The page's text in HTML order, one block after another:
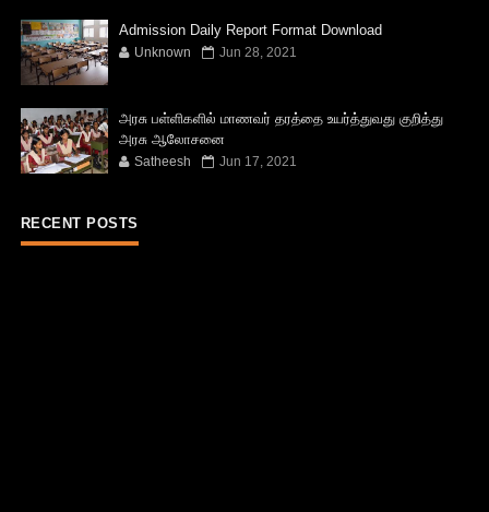
Admission Daily Report Format Download
Unknown Jun 28, 2021
அரசு பள்ளிகளில் மாணவர் தரத்தை உயர்த்துவது குறித்து
அரசு ஆலோசனை
Satheesh Jun 17, 2021
RECENT POSTS